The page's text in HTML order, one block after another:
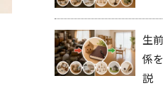
生
係
説